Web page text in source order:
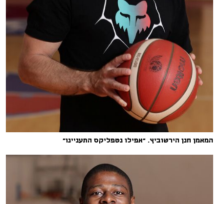
המאמן חנן הירשוביץ. "אפילו נטפליקס התעניינו"